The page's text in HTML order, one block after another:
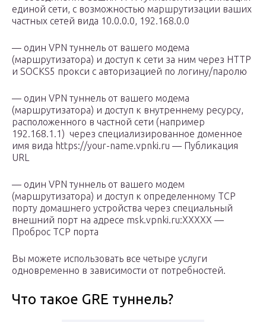
единой сети, с возможностью маршрутизации ваших
частных сетей вида 10.0.0.0, 192.168.0.0
— один VPN туннель от вашего модема
(маршрутизатора) и доступ к сети за ним через HTTP
и SOCKS5 прокси с авторизацией по логину/паролю
— один VPN туннель от вашего модема
(маршрутизатора) и доступ к внутреннему ресурсу,
расположенного в частной сети (например
192.168.1.1) через специализированное доменное
имя вида https://your-name.vpnki.ru — Публикация
URL
— один VPN туннель от вашего модем
(маршрутизатора) и доступ к определенному TCP
порту домашнего устройства через специальный
внешний порт на адресе msk.vpnki.ru:XXXXX —
Проброс TCP порта
Вы можете использовать все четыре услуги
одновременно в зависимости от потребностей.
Что такое GRE туннель?